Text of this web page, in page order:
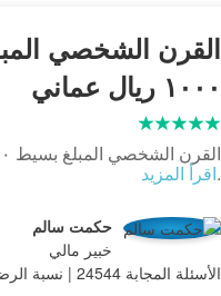
القرن الشخصي
١٠٠٠ ريال عماني
.اقرأ المزيد
حكمت سالم
خبير مالي
الأسئلة المجابة 24544 | نسبة الرضا 97.7%